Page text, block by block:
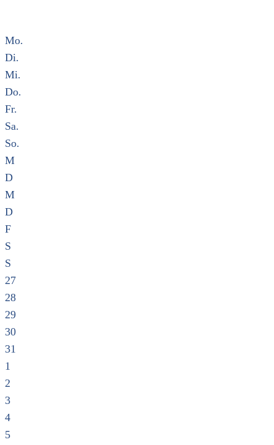
Mo.
Di.
Mi.
Do.
Fr.
Sa.
So.
M
D
M
D
F
S
S
27
28
29
30
31
1
2
3
4
5